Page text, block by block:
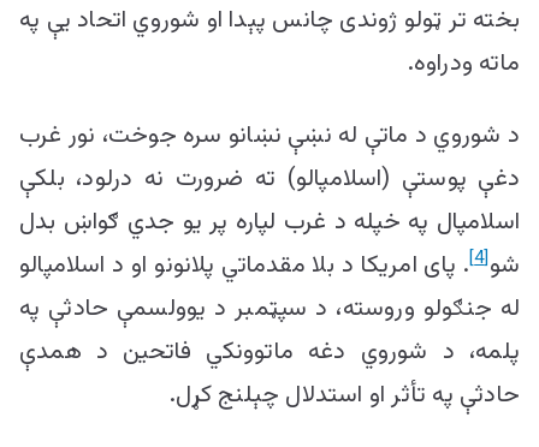
بخته تر ټولو ژوندی چانس پېدا او شوروي اتحاد یې په
ماته ودراوه.
د شوروي د ماتې له نښې نښانو سره جوخت، نور غرب
دغې پوستې (اسلامپالو) ته ضرورت نه درلود، بلکې
اسلامپال په خپله د غرب لپاره پر یو جدي ګواښ بدل
شو[4] . پای امریکا د بلا مقدماتي پلانونو او د اسلامپالو
له جنګولو وروسته، د سپټمبر د یوولسمې حادثې په
پلمه، د شوروي دغه ماتوونکي فاتحین د همدې
حادثې په تأثر او استدلال چېلنج کړل.